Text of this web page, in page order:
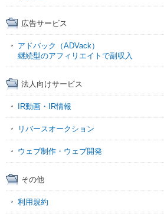
広告サービス
アドバック（ADVack）
継続型のアフィリエイトで副収入
法人向けサービス
IR動画・IR情報
リバースオークション
ウェブ制作・ウェブ開発
その他
利用規約